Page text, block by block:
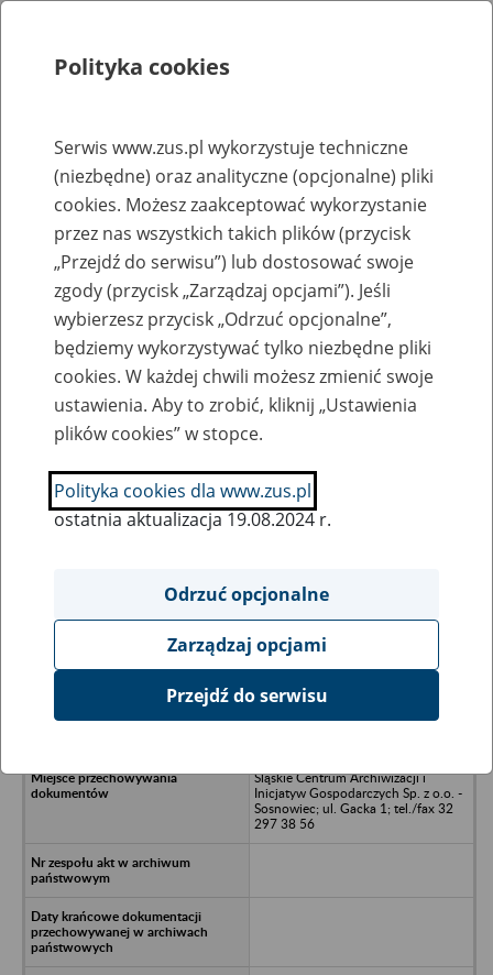
Rejestry, ewidencje i archiwa
Baza zlikwidowanych lub
przekształconych zakładów pracy
Nazwa zakładu pracy:
SZUKAJ
Ukryj wszystkie pozycje bazy
Skład Fabryczny Katowice
Śląskie Centrum Archiwizacji i
Inicjatyw Gospodarczych Sp. z o.o. -
Sosnowiec; ul. Gacka 1; tel./fax 32
297 38 56
Polityka cookies
Serwis www.zus.pl wykorzystuje techniczne
(niezbędne) oraz analityczne (opcjonalne) pliki
cookies. Możesz zaakceptować wykorzystanie
przez nas wszystkich takich plików (przycisk
„Przejdź do serwisu”) lub dostosować swoje
zgody (przycisk „Zarządzaj opcjami”). Jeśli
wybierzesz przycisk „Odrzuć opcjonalne”,
będziemy wykorzystywać tylko niezbędne pliki
cookies. W każdej chwili możesz zmienić swoje
ustawienia. Aby to zrobić, kliknij „Ustawienia
plików cookies” w stopce.
Polityka cookies dla www.zus.pl
ostatnia aktualizacja 19.08.2024 r.
Odrzuć opcjonalne
Zarządzaj opcjami
Przejdź do serwisu